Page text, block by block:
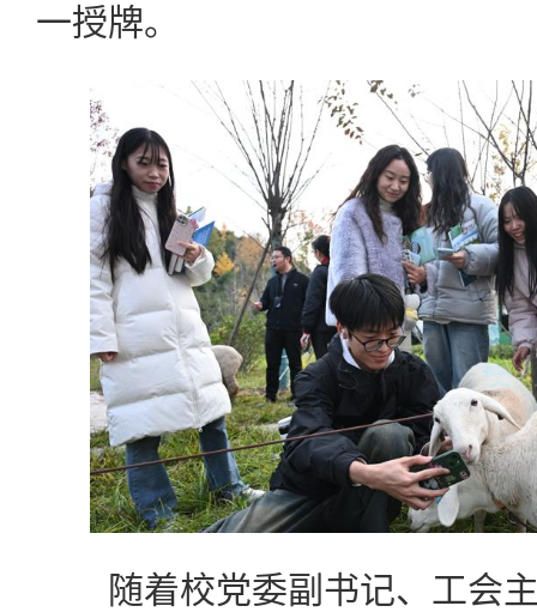
一授牌。
随着校党委副书记、工会主